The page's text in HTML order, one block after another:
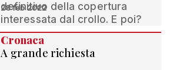
definitivo della copertura
interessata dal crollo. E poi?
28 feb 2022
Cronaca
A grande richiesta